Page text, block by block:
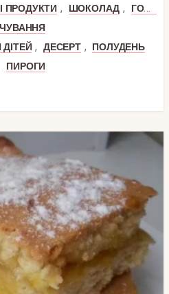
ПРОДУКТИ , ШОКОЛАД , ГОРІХИ
, ДЕСЕРТ ,
ПОЛУДЕНЬ
ПИРОГИ